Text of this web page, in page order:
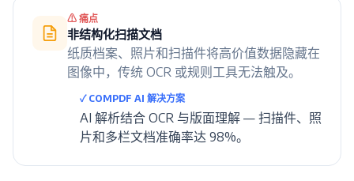
⚠ 痛点
非结构化扫描文档
纸质档案、照片和扫描件将高价值数据隐藏在
图像中，传统 OCR 或规则工具无法触及。
✓ COMPDF AI 解决方案
AI 解析结合 OCR 与版面理解 — 扫描件、照
片和多栏文档准确率达 98%。